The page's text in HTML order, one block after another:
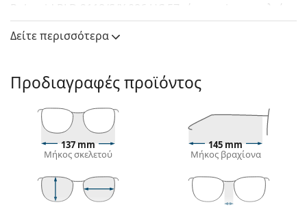
Polaroid PLD 2118/S/X 086 UC 57 είναι unisex γυαλιά
ηλίου.
Δείτε πώς φαίνονται πάνω σας αυτά τα γυαλιά ηλίου
Lentiamo.
Το καφέ χρώμα του σκελετού ταιριάζει απόλυτα με
το ζεστό χρώμα του δέρματος και ανοιχτά καφέ,
μαύρα ή σκούρα ξανθά μαλλιά.
ιδανική επιλογή για όσους έχουν στρογγυλό, οβάλ
ή τριγωνικό σχήμα προσώπου.
Δείτε περισσότερα
Προδιαγραφές προϊόντος
137 mm
Μήκος σκελετού
145 mm
Μήκος βραχίονα